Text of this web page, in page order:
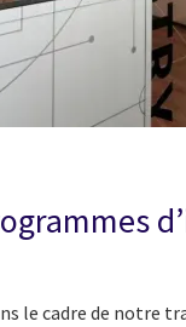
le cadre de notre